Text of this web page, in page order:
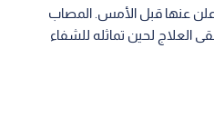
عنها قبل الأمس. المصاب
العلاج لحين تماثله للشفاء